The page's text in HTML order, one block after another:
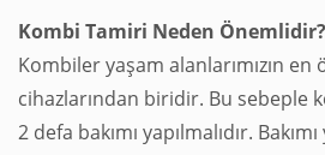
Kombi Tamiri Neden Önemlidir?
Kombiler yaşam alanlarımızın
cihazlarından biridir. Bu sebeple
2 defa bakımı yapılmalıdır.